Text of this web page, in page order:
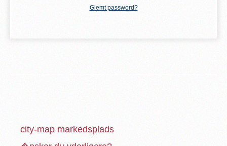
Glemt password?
city-map markedsplads